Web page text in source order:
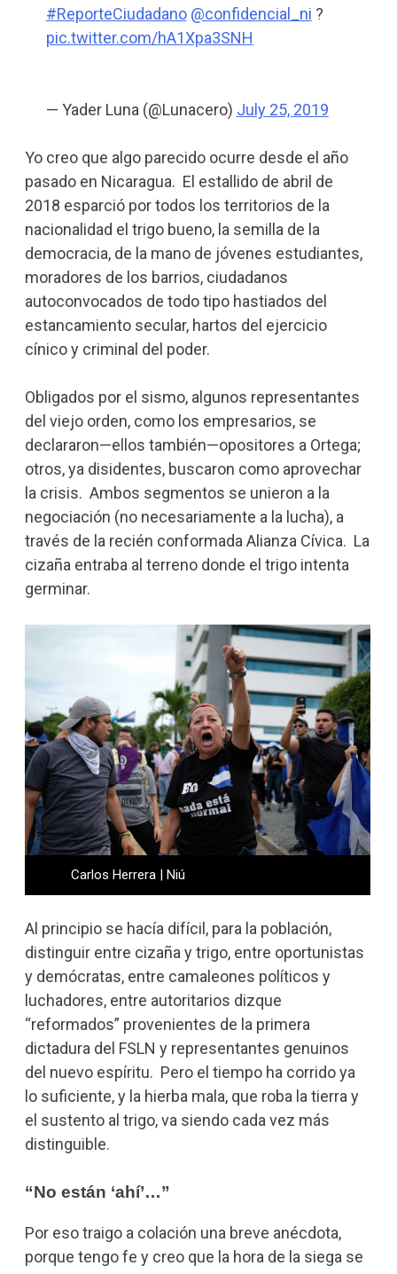
#ReporteCiudadano @confidencial_ni ?
pic.twitter.com/hA1Xpa3SNH
— Yader Luna (@Lunacero) July 25, 2019
Yo creo que algo parecido ocurre desde el año
pasado en Nicaragua. El estallido de abril de
2018 esparció por todos los territorios de la
nacionalidad el trigo bueno, la semilla de la
democracia, de la mano de jóvenes estudiantes,
moradores de los barrios, ciudadanos
autoconvocados de todo tipo hastiados del
estancamiento secular, hartos del ejercicio
cínico y criminal del poder.
Obligados por el sismo, algunos representantes
del viejo orden, como los empresarios, se
declararon—ellos también—opositores a Ortega;
otros, ya disidentes, buscaron como aprovechar
la crisis. Ambos segmentos se unieron a la
negociación (no necesariamente a la lucha), a
través de la recién conformada Alianza Cívica. La
cizaña entraba al terreno donde el trigo intenta
germinar.
Carlos Herrera | Niú
Al principio se hacía difícil, para la población,
distinguir entre cizaña y trigo, entre oportunistas
y demócratas, entre camaleones políticos y
luchadores, entre autoritarios dizque
“reformados” provenientes de la primera
dictadura del FSLN y representantes genuinos
del nuevo espíritu. Pero el tiempo ha corrido ya
lo suficiente, y la hierba mala, que roba la tierra y
el sustento al trigo, va siendo cada vez más
distinguible.
“No están ‘ahí’…”
Por eso traigo a colación una breve anécdota,
porque tengo fe y creo que la hora de la siega se